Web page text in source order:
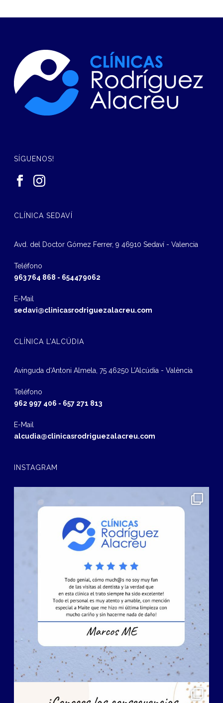
SÍGUENOS!
CLÍNICA SEDAVÍ
Avd. del Doctor Gómez Ferrer, 9 46910 Sedaví - Valencia
Teléfono
963 764 868 - 654479062
E-Mail
sedavi@clinicasrodriguezalacreu.com
CLÍNICA L’ALCÚDIA
Avinguda d‘Antoni Almela, 75 46250 L’Alcúdia - València
Teléfono
962 997 406 - 657 271 813
E-Mail
alcudia@clinicasrodriguezalacreu.com
INSTAGRAM